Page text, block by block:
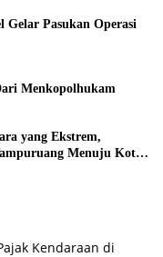
Pasukan Operasi
Menkopolhukam
yang Ekstrem,
Menuju Koto
Kendaraan di